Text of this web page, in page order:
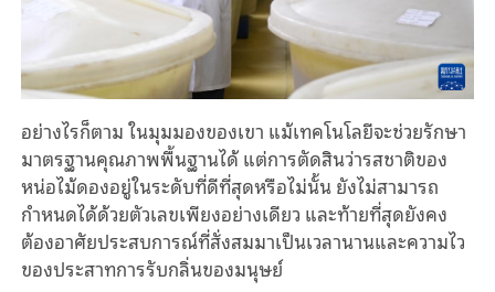
อย่างไรก็ตาม ในมุมมองของเขา แม้เทคโนโลยีจะช่วยรักษา
มาตรฐานคุณภาพพื้นฐานได้ แต่การตัดสินว่ารสชาติของ
หน่อไม้ดองอยู่ในระดับที่ดีที่สุดหรือไม่นั้น ยังไม่สามารถ
กำหนดได้ด้วยตัวเลขเพียงอย่างเดียว และท้ายที่สุดยังคง
ต้องอาศัยประสบการณ์ที่สั่งสมมาเป็นเวลานานและความไว
ของประสาทการรับกลิ่นของมนุษย์